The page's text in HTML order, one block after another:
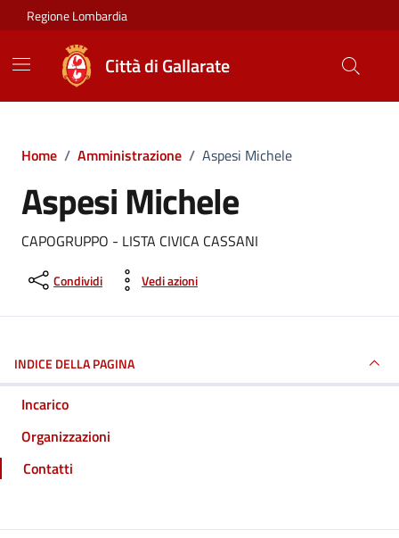
Vai ai contenuti
Vai al footer
Regione Lombardia
Città di Gallarate
Home / Amministrazione / Aspesi Michele
Aspesi Michele
CAPOGRUPPO - LISTA CIVICA CASSANI
Condividi Vedi azioni
INDICE DELLA PAGINA
Incarico
Organizzazioni
Contatti